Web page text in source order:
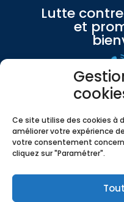
Ce site utilise des cookies à
améliorer votre expérience
votre consentement
cliquez sur "Paramétrer".
Lutte
et
personnes
Copyright 2021•